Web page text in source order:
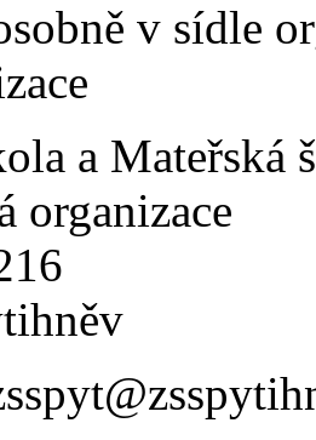
v sídle
a Mateřská
organizace